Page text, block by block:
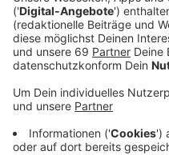
Ein Fußballspiel ohne
bringen die Preußen
gehört – auf Abstand.
dem Cineplex Münster
sie das Preußenspiel
(19 Uhr) LIVE im
beginnt am
das Cineplex.